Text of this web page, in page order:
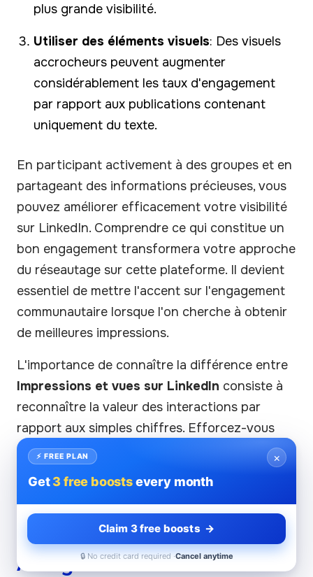
plus grande visibilité.
Utiliser des éléments visuels: Des visuels
accrocheurs peuvent augmenter
considérablement les taux d'engagement
par rapport aux publications contenant
uniquement du texte.
En participant activement à des groupes et en
partageant des informations précieuses, vous
pouvez améliorer efficacement votre visibilité
sur LinkedIn. Comprendre ce qui constitue un
bon engagement transformera votre approche
du réseautage sur cette plateforme. Il devient
essentiel de mettre l'accent sur l'engagement
communautaire lorsque l'on cherche à obtenir
de meilleures impressions.
L'importance de connaître la différence entre
Impressions et vues sur LinkedIn consiste à
reconnaître la valeur des interactions par
rapport aux simples chiffres. Efforcez-vous
d'établir des liens significatifs plutôt que de
simplement augmenter les chiffres ; cet état
d'esprit favorise une présence professionnelle
plus authentique.
Analyse de vos
×
⚡ FREE PLAN
Get3 free boostsevery month
Claim 3 free boosts →
🔒 No credit card required ·Cancel anytime